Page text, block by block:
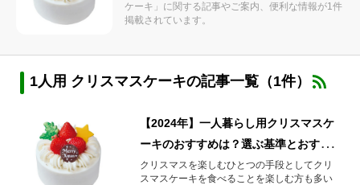
ケーキ」に関する記事やご案内、便利な情報が1件
掲載されています。
1人用 クリスマスケーキの記事一覧（1件）
【2024年】一人暮らし用クリスマスケ
ーキのおすすめは？選ぶ基準とおすす
め商品をご紹介
クリスマスを楽しむひとつの手段としてクリ
スマスケーキを食べることを楽しむ方も多い